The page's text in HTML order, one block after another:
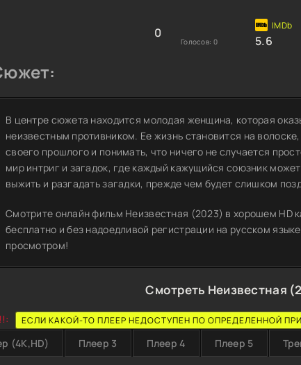
0
Голосов: 0 5.6
В центре сюжета находится молодая женщина, которая
неизвестным противником. Ее жизнь становится на
своего прошлого и понимать, что ничего не случается
мир интриг и загадок, где каждый кажущийся союзник
выжить и разгадать загадки, прежде чем будет слишком
Смотрите онлайн фильм Неизвестная (2023) в хорошем HD
бесплатно и без надоедливой регистрации на русском
просмотром!
Смотреть Неизвестная
ЕСЛИ КАКОЙ-ТО ПЛЕЕР НЕДОСТУПЕН ПО ОПРЕДЕЛЕННОЙ
(4K,HD) Плеер 3 Плеер 4 Плеер 5